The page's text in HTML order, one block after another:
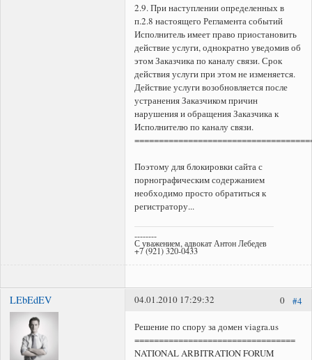
2.9. При наступлении определенных в
п.2.8 настоящего Регламента событий
Исполнитель имеет право приостановить
действие услуги, однократно уведомив об
этом Заказчика по каналу связи. Срок
действия услуги при этом не изменяется.
Действие услуги возобновляется после
устранения Заказчиком причин
нарушения и обращения Заказчика к
Исполнителю по каналу связи.
Поэтому для блокировки сайта с
поpнографическим содержанием
необходимо просто обратиться к
регистратору...
--------
С уважением, адвокат Антон Лебедев
+7 (921) 320-0433
LEbEdEV #4
0
04.01.2010 17:29:32
Решение по спору за домен viagra.us
=================================
NATIONAL ARBITRATION FORUM